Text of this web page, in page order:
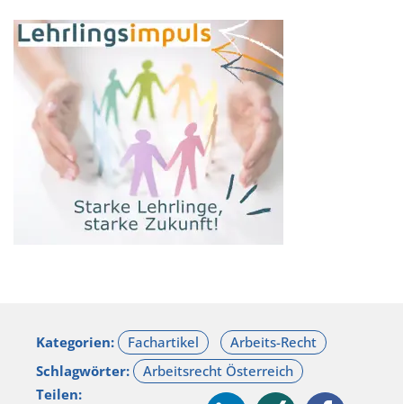
Kategorien:
Schlagwörter:
Teilen: